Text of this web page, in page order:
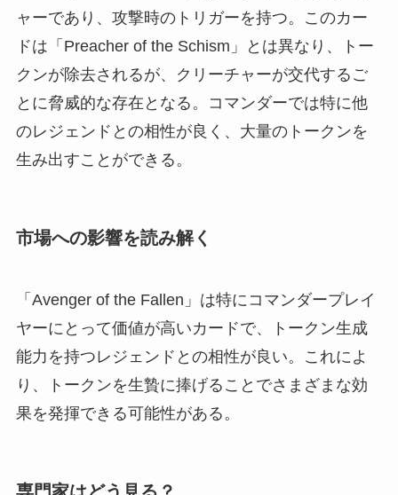
ャーであり、攻撃時のトリガーを持つ。このカー
ドは「Preacher of the Schism」とは異なり、トー
クンが除去されるが、クリーチャーが交代するご
とに脅威的な存在となる。コマンダーでは特に他
のレジェンドとの相性が良く、大量のトークンを
生み出すことができる。
市場への影響を読み解く
「Avenger of the Fallen」は特にコマンダープレイ
ヤーにとって価値が高いカードで、トークン生成
能力を持つレジェンドとの相性が良い。これによ
り、トークンを生贄に捧げることでさまざまな効
果を発揮できる可能性がある。